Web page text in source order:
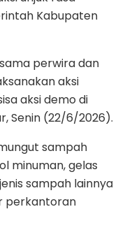
Kabupaten
perwira dan
aksi
aksi demo di
Senin (22/6/2026).
sampah
minuman, gelas
sampah lainnya
perkantoran